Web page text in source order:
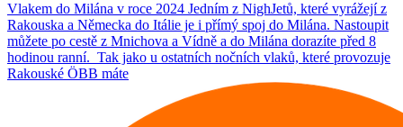
Vlakem do Milána v roce 2024 Jedním z NighJetů, které vyrážejí z
Rakouska a Německa do Itálie je i přímý spoj do Milána. Nastoupit
můžete po cestě z Mnichova a Vídně a do Milána dorazíte před 8
hodinou ranní. Tak jako u ostatních nočních vlaků, které provozuje
Rakouské ÖBB máte